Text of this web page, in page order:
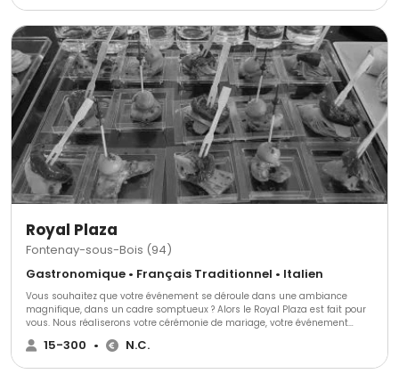
Royal Plaza
Fontenay-sous-Bois (94)
Gastronomique • Français Traditionnel • Italien
Vous souhaitez que votre événement se déroule dans une ambiance
magnifique, dans un cadre somptueux ? Alors le Royal Plaza est fait pour
vous. Nous réaliserons votre cérémonie de mariage, votre événement
d'entreprise, formidable et mémorable, dont tous vos convives se
souviendront pendant de nombreuses années.
15-300 • N.C.